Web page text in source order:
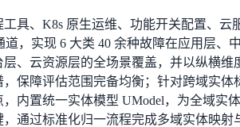
具、K8s 原生运维、功能开关配置、云
道，实现 6 大类 40 余种故障在应用层、
层、云资源层的全场景覆盖，并以纵横维
保障评估范围完备均衡；针对跨域实体
内置统一实体模型 UModel，为全域实体
，通过标准化归一流程完成多域实体映射